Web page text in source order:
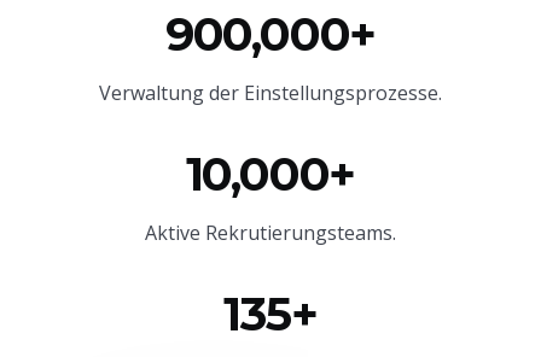
900,000+
Verwaltung der Einstellungsprozesse.
10,000+
Aktive Rekrutierungsteams.
135+